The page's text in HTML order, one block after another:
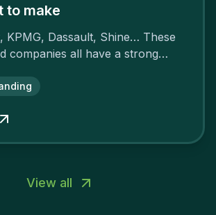
to make
KPMG, Dassault, Shine… These
companies all have a strong
and loyalty and makes their
View all